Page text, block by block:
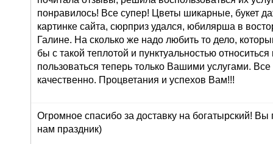
понравилось! Все супер! Цветы шикарные, букет
картинке сайта, сюрприз удался, юбилярша в
Галине. На сколько же надо любить то дело,
бы с такой теплотой и пунктуальностью
пользоваться теперь только Вашими услугами.
качественно. Процветания и успехов Вам!!!
Огромное спасибо за доставку на богатырский! Вы
нам праздник)